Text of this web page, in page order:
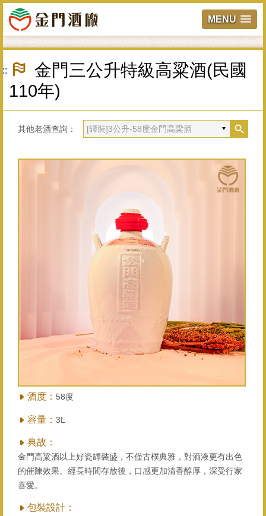
MENU
跳
主
:::
金門三公升特級高粱酒(民國
110年)
其他老酒查詢：
酒度： 58度
容量： 3L
典故：
金門高粱酒以上好瓷罈裝盛，不僅古樸典雅，對酒液更有出色
的催陳效果。經長時間存放後，口感更加清香醇厚，深受行家
喜愛。
包裝設計：